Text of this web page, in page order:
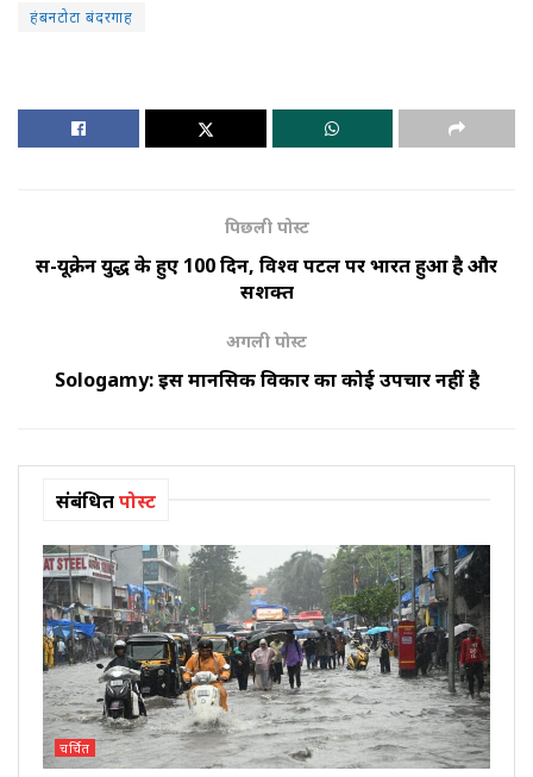
हंबनटोटा बंदरगाह
पिछली पोस्ट
रूस-यूक्रेन युद्ध के हुए 100 दिन, विश्व पटल पर भारत हुआ है और
सशक्त
अगली पोस्ट
Sologamy: इस मानसिक विकार का कोई उपचार नहीं है
संबंधितपोस्ट
चर्चित